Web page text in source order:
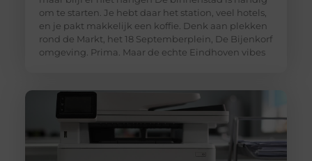
om te starten. Je hebt daar het station, veel hotels,
en je pakt makkelijk een koffie. Denk aan plekken
rond de Markt, het 18 Septemberplein, De Bijenkorf
omgeving. Prima. Maar de echte Eindhoven vibes